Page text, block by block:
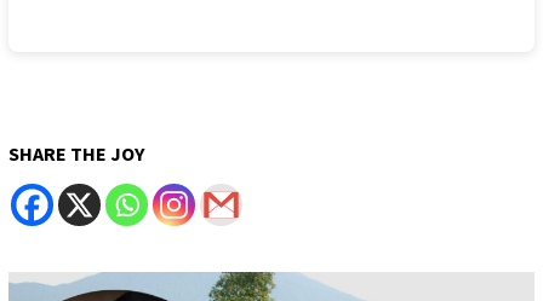
SHARE THE JOY